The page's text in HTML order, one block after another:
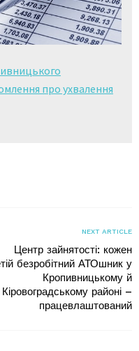
про ухвалення
NEXT ARTICLE
Центр зайнятості: кожен
безробітний АТОшник у
Кропивницькому й
Кіровоградському районі –
працевлаштований